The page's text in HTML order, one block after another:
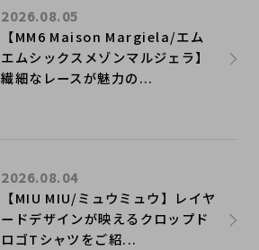
【MM6 Maison Margiela/エム
エムシックスメゾンマルジェラ】
繊細なレースが魅力の...
2026.08.05
【MIU MIU/ミュウミュウ】レイヤ
ードデザインが映えるクロップド
ロゴTシャツをご紹...
2026.08.04